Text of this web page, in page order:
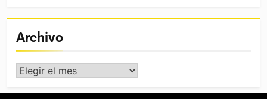
Archivo
Archivo